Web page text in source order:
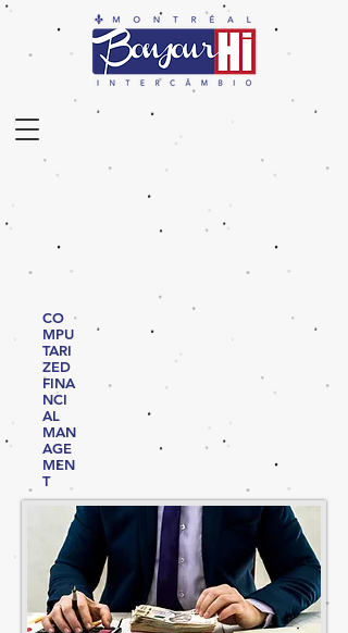
CO
MPU
TARI
ZED
FINA
NCI
AL
MAN
AGE
MEN
T